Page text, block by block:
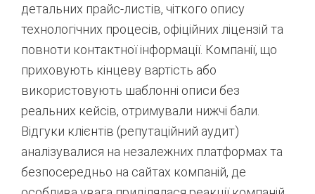
детальних прайс-листів, чіткого опису
технологічних процесів, офіційних ліцензій та
повноти контактної інформації. Компанії, що
приховують кінцеву вартість або
використовують шаблонні описи без
реальних кейсів, отримували нижчі бали.
Відгуки клієнтів (репутаційний аудит)
аналізувалися на незалежних платформах та
безпосередньо на сайтах компаній, де